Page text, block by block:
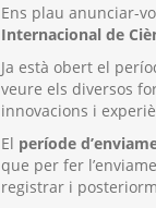
Ens plau anunciar-
Internacional de
Ja està obert el
veure els diversos
innovacions i
El període
que per fer
registrar i